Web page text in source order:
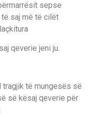
sepse
saj më të cilët
qeverie jeni ju.
tragjik të mungesës së
së kësaj qeverie për